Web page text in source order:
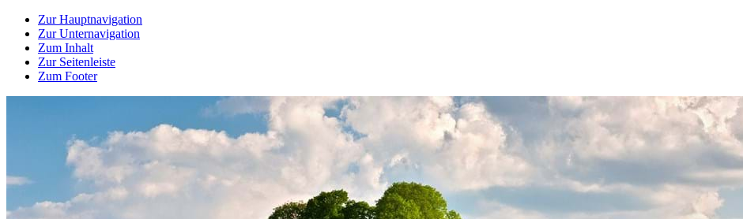
Zur Hauptnavigation
Zur Unternavigation
Zum Inhalt
Zur Seitenleiste
Zum Footer